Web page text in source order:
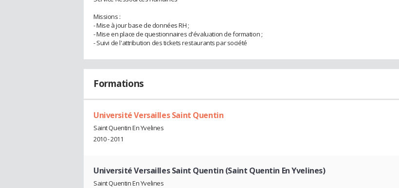
Missions :
- Mise à jour base de données RH ;
- Mise en place de questionnaires d'évaluation de formation ;
- Suivi de l'attribution des tickets restaurants par société
Formations
Université Versailles Saint Quentin
Saint Quentin En Yvelines
2010 - 2011
Université Versailles Saint Quentin (Saint Quentin En Yvelines)
Saint Quentin En Yvelines